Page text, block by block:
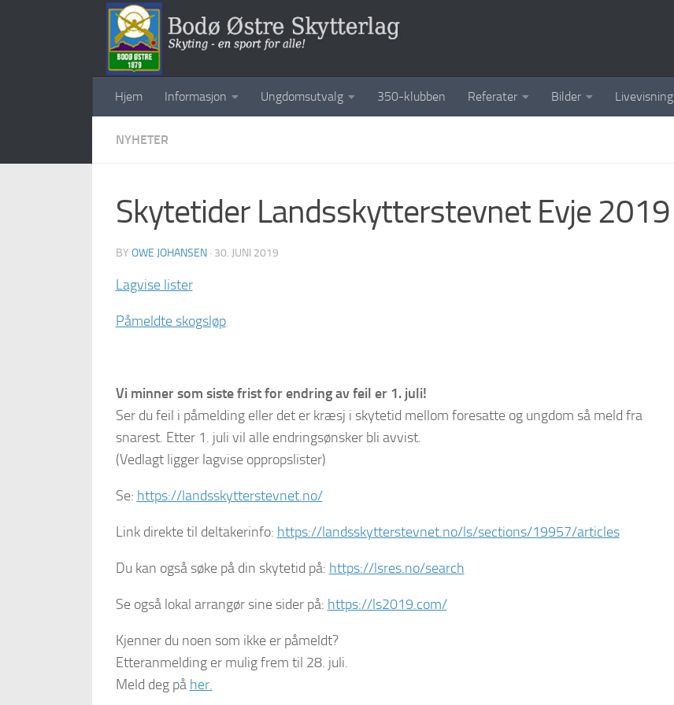
Hjem Informasjon Ungdomsutvalg 350-klubben Referater Bilder Livevisning
NYHETER
Skytetider Landsskytterstevnet Evje 2019
BY OWE JOHANSEN · 30. JUNI 2019
Lagvise lister
Påmeldte skogsløp
Vi minner som siste frist for endring av feil er 1. juli!
Ser du feil i påmelding eller det er kræsj i skytetid mellom foresatte og ungdom så meld fra
snarest. Etter 1. juli vil alle endringsønsker bli avvist.
(Vedlagt ligger lagvise oppropslister)
Se: https://landsskytterstevnet.no/
Link direkte til deltakerinfo: https://landsskytterstevnet.no/ls/sections/19957/articles
Du kan også søke på din skytetid på: https://lsres.no/search
Se også lokal arrangør sine sider på: https://ls2019.com/
Kjenner du noen som ikke er påmeldt?
Etteranmelding er mulig frem til 28. juli.
Meld deg på her.